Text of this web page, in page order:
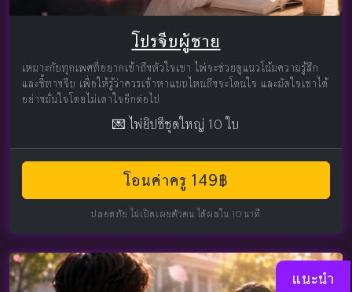
โปรจีบผู้ชาย
เหมาะกับทุกเพศที่อยากเข้าถึงหัวใจเขา ไพ่จะช่วยดูแนวโน้มความรู้สึก
และชี้ทางจีบ เพื่อให้รู้ว่าควรเข้าหาแบบไหนถึงจะโดนใจ และมัดใจเขาได้
อย่างมั่นใจโดยไม่เดาใจอีกต่อไป
💌 ไพ่ยิปซีชุดใหญ่ 10 ใบ
โอนค่าครู 149฿
ปลอดภัย ไม่เปิดเผยตัวตน ได้ผลใน 10 นาที
แนะนำ